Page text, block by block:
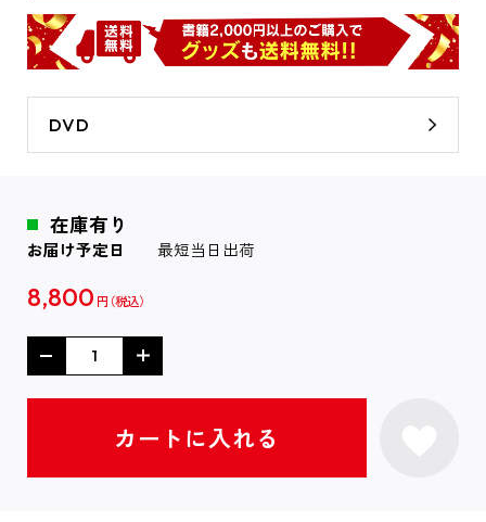
DVD
在庫有り
お届け予定日 最短当日出荷
8,800 円